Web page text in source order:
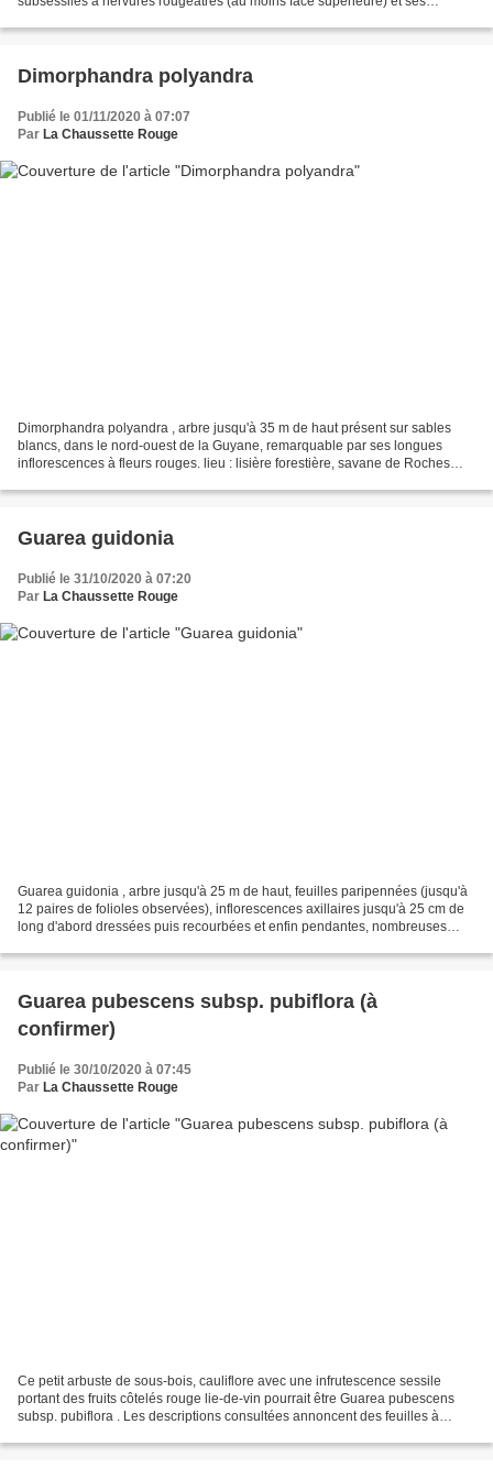
Dimorphandra polyandra
Publié le 01/11/2020 à 07:07
Par La Chaussette Rouge
Dimorphandra polyandra , arbre jusqu'à 35 m de haut présent sur sables
blancs, dans le nord-ouest de la Guyane, remarquable par ses longues
inflorescences à fleurs rouges. lieu : lisière forestière, savane de Roches
Guarea guidonia
Publié le 31/10/2020 à 07:20
Par La Chaussette Rouge
Guarea guidonia , arbre jusqu'à 25 m de haut, feuilles paripennées (jusqu'à
12 paires de folioles observées), inflorescences axillaires jusqu'à 25 cm de
long d'abord dressées puis recourbées et enfin pendantes, nombreuses
Guarea pubescens subsp. pubiflora (à
confirmer)
Publié le 30/10/2020 à 07:45
Par La Chaussette Rouge
Ce petit arbuste de sous-bois, cauliflore avec une infrutescence sessile
portant des fruits côtelés rouge lie-de-vin pourrait être Guarea pubescens
subsp. pubiflora . Les descriptions consultées annoncent des feuilles à